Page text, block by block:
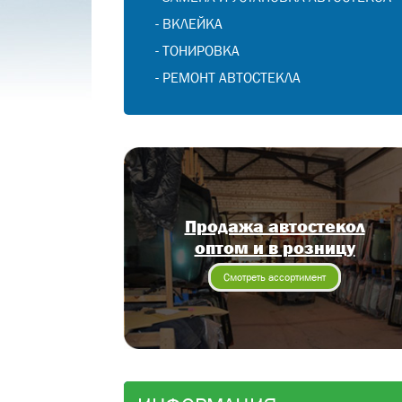
- ВКЛЕЙКА
-ТОНИРОВКА
- РЕМОНТ АВТОСТЕКЛА
Продажа автостекол
оптом и в розницу
Смотреть ассортимент